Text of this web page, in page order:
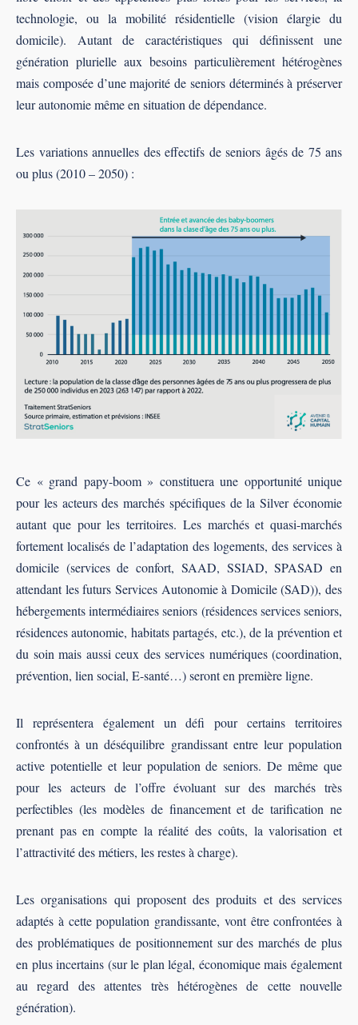
technologie, ou la mobilité résidentielle (vision élargie du
domicile). Autant de caractéristiques qui définissent une
génération plurielle aux besoins particulièrement hétérogènes
mais composée d’une majorité de seniors déterminés à préserver
leur autonomie même en situation de dépendance.
Les variations annuelles des effectifs de seniors âgés de 75 ans
ou plus (2010 – 2050) :
Ce « grand papy-boom » constituera une opportunité unique
pour les acteurs des marchés spécifiques de la Silver économie
autant que pour les territoires. Les marchés et quasi-marchés
fortement localisés de l’adaptation des logements, des services à
domicile (services de confort, SAAD, SSIAD, SPASAD en
attendant les futurs Services Autonomie à Domicile (SAD)), des
hébergements intermédiaires seniors (résidences services seniors,
résidences autonomie, habitats partagés, etc.), de la prévention et
du soin mais aussi ceux des services numériques (coordination,
prévention, lien social, E-santé…) seront en première ligne.
Il représentera également un défi pour certains territoires
confrontés à un déséquilibre grandissant entre leur population
active potentielle et leur population de seniors. De même que
pour les acteurs de l’offre évoluant sur des marchés très
perfectibles (les modèles de financement et de tarification ne
prenant pas en compte la réalité des coûts, la valorisation et
l’attractivité des métiers, les restes à charge).
Les organisations qui proposent des produits et des services
adaptés à cette population grandissante, vont être confrontées à
des problématiques de positionnement sur des marchés de plus
en plus incertains (sur le plan légal, économique mais également
au regard des attentes très hétérogènes de cette nouvelle
génération).